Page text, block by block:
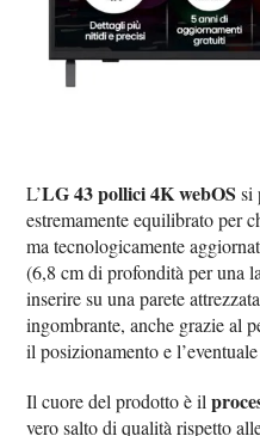
L’LG 43 pollici 4K webOS si
estremamente equilibrato per
ma tecnologicamente
(6,8 cm di profondità per una
inserire su una parete
ingombrante, anche grazie al
il posizionamento e
Il cuore del prodotto è il
vero salto di qualità rispetto